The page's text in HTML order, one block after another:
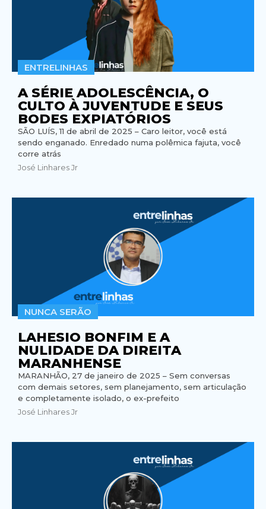
ENTRELINHAS
A SÉRIE ADOLESCÊNCIA, O
CULTO À JUVENTUDE E SEUS
BODES EXPIATÓRIOS
SÃO LUÍS, 11 de abril de 2025 – Caro leitor, você está
sendo enganado. Enredado numa polêmica fajuta, você
corre atrás
José Linhares Jr
NUNCA SERÃO
LAHESIO BONFIM E A
NULIDADE DA DIREITA
MARANHENSE
MARANHÃO, 27 de janeiro de 2025 – Sem conversas
com demais setores, sem planejamento, sem articulação
e completamente isolado, o ex-prefeito
José Linhares Jr